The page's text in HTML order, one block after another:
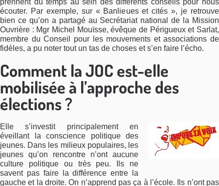
prennent du temps au sein des différents conseils pour nous
écouter. Par exemple, sur « Banlieues et cités », je retrouve
bien ce qu’on a partagé au Secrétariat national de la Mission
Ouvrière : Mgr Michel Mouïsse, évêque de Périgueux et Sarlat,
membre du Conseil pour les mouvements et associations de
fidèles, a pu noter tout un tas de choses et s’en faire l’écho.
Comment la JOC est-elle
mobilisée à l’approche des
élections ?
Elle s’investit principalement en
éveillant la conscience politique des
jeunes. Dans les milieux populaires, les
jeunes qu’on rencontre n’ont aucune
culture politique ou très peu. Ils ne
savent pas faire la différence entre la
gauche et la droite. On n’apprend pas ça à l’école. Ils n’ont pas